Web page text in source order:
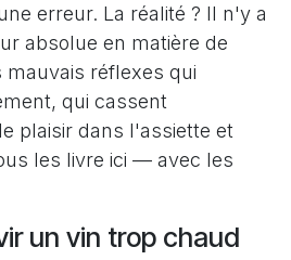
erreur. La réalité ? Il n'y a
absolue en matière de
réflexes qui
qui cassent
plaisir dans l'assiette et
les livre ici — avec les
un vin trop chaud